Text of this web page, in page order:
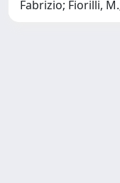
Fabrizio; Fiorilli,